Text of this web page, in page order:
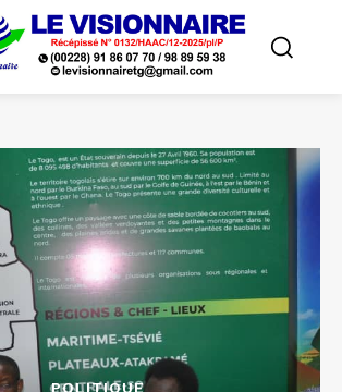
POLITIQUE